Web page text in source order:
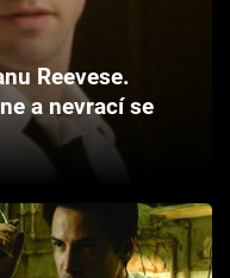
Reevese.
a nevrací se